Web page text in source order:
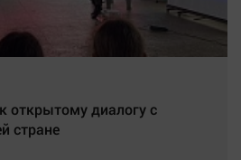
открытому диалогу с
стране